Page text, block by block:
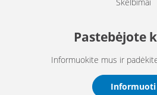
Pastebėjote
Informuokite mus ir
Informuoti